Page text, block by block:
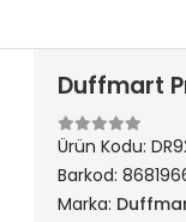
Duffmart
Ürün Kodu:
Barkod:
Marka: